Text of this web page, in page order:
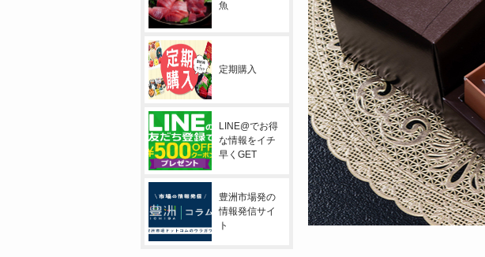
魚
定期購入
LINE@でお得
な情報をイチ
早くGET
豊洲市場発の
情報発信サイ
ト